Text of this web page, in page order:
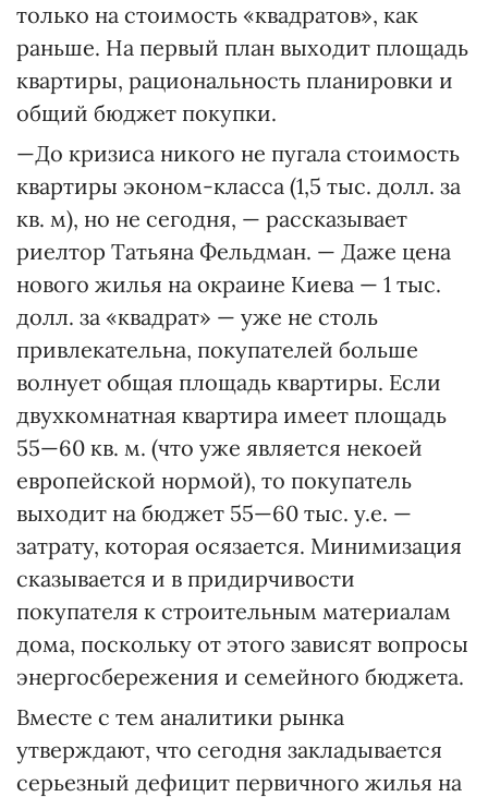
только на стоимость «квадратов», как
раньше. На первый план выходит площадь
квартиры, рациональность планировки и
общий бюджет покупки.
—До кризиса никого не пугала стоимость
квартиры эконом-класса (1,5 тыс. долл. за
кв. м), но не сегодня, — рассказывает
риелтор Татьяна Фельдман. — Даже цена
нового жилья на окраине Киева — 1 тыс.
долл. за «квадрат» — уже не столь
привлекательна, покупателей больше
волнует общая площадь квартиры. Если
двухкомнатная квартира имеет площадь
55—60 кв. м. (что уже является некоей
европейской нормой), то покупатель
выходит на бюджет 55—60 тыс. у.е. —
затрату, которая осязается. Минимизация
сказывается и в придирчивости
покупателя к строительным материалам
дома, поскольку от этого зависят вопросы
энергосбережения и семейного бюджета.
Вместе с тем аналитики рынка
утверждают, что сегодня закладывается
серьезный дефицит первичного жилья на